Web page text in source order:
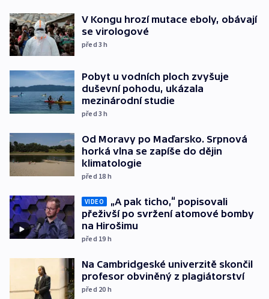
V Kongu hrozí mutace eboly, obávají
se virologové
před 3h
Pobyt u vodních ploch zvyšuje
duševní pohodu, ukázala
mezinárodní studie
před 3h
Od Moravy po Maďarsko. Srpnová
horká vlna se zapíše do dějin
klimatologie
před 18 h
VIDEO
„A pak ticho,“ popisovali
přeživší po svržení atomové bomby
na Hirošimu
před 19 h
Na Cambridgeské univerzitě skončil
profesor obviněný z plagiátorství
před 20 h